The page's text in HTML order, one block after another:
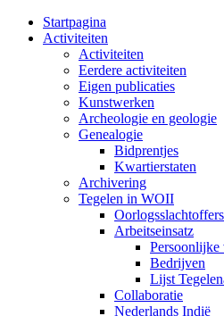
Startpagina
Activiteiten
Activiteiten
Eerdere activiteiten
Eigen publicaties
Kunstwerken
Archeologie en geologie
Genealogie
Bidprentjes
Kwartierstaten
Archivering
Tegelen in WOII
Oorlogsslachtoffers
Arbeitseinsatz
Persoonlijke
Bedrijven
Lijst
Collaboratie
Nederlands Indië